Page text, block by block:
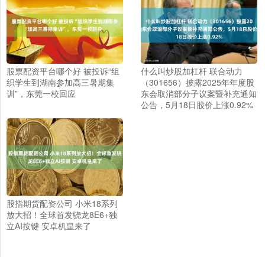
股票配资平台哪个好 被投诉“组
织学生到湖南参加高三暑期集
训”，东莞一校回应
什么叫炒股加杠杆 联合动力
（301656）披露2025年年度股
东会取消部分子议案暨补充通知
公告，5月18日股价上涨0.92%
股指期货配资公司 小米18系列
放大招！全球首发骁龙8E6+独
立AI按键 安卓机皇来了